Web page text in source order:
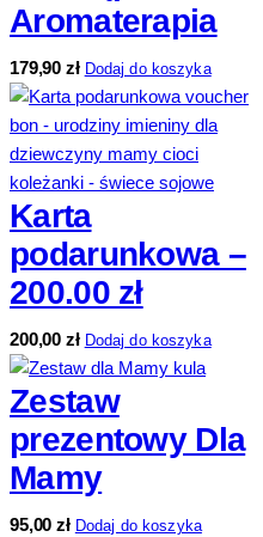
Aromaterapia
179,90 zł Dodaj do koszyka
Karta
podarunkowa –
200.00 zł
200,00 zł Dodaj do koszyka
Zestaw
prezentowy Dla
Mamy
95,00zł Dodaj do koszyka